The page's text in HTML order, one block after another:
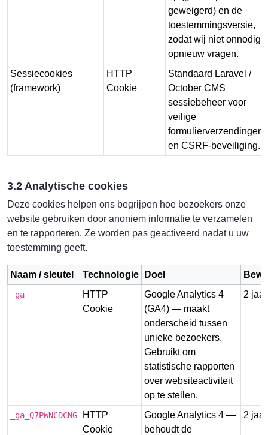
geweigerd) en de
toestemmingsversie,
zodat wij niet onnodig
opnieuw vragen.
Sessiecookies
(framework)
HTTP
Cookie
Standaard Laravel /
October CMS
sessiebeheer voor
veilige
formulierverzendingen
en CSRF-beveiliging.
3.2 Analytische cookies
Deze cookies helpen ons begrijpen hoe bezoekers onze
website gebruiken door anoniem informatie te verzamelen
en te rapporteren. Ze worden pas geactiveerd nadat u uw
toestemming geeft.
Naam / sleutel Technologie Doel
_ga
HTTP
Cookie
Google Analytics 4
(GA4) — maakt
onderscheid tussen
unieke bezoekers.
Gebruikt om
statistische rapporten
over websiteactiviteit
op te stellen.
2 jaar
_ga_Q7PWNCDCNG
HTTP
Cookie
Google Analytics 4 —
behoudt de
2 jaar